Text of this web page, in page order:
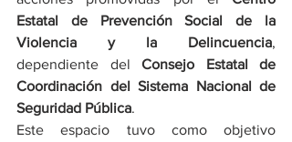
Estatal de Prevención Social de la
Violencia y la Delincuencia,
dependiente del Consejo Estatal de
Coordinación del Sistema Nacional de
Seguridad Pública.